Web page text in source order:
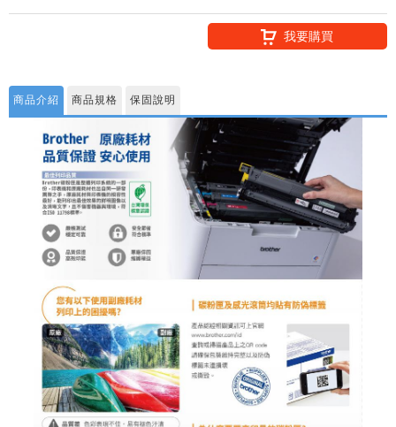
我要購買
商品介紹 商品規格 保固說明